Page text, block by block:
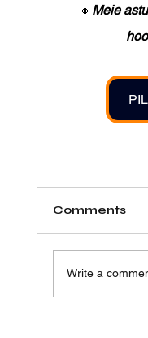
🔸 Meie
Comments
Write a